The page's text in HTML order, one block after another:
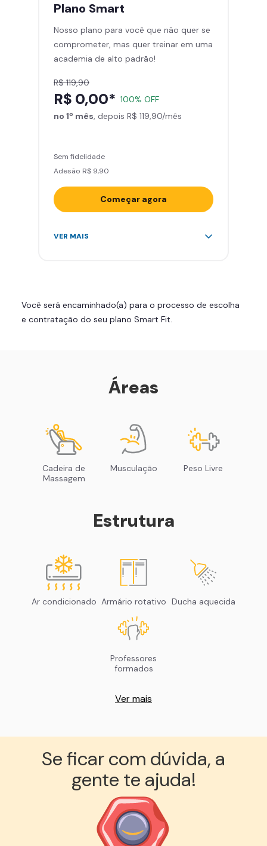
Cadeira de massagem
Área de musculação e aeróbicos
Smart Fit App
Plano Smart
Nosso plano para você que não quer se
comprometer, mas quer treinar em uma
academia de alto padrão!
R$ 119,90
R$ 0,00* 100% OFF
no 1º mês, depois R$ 119,90/mês
Sem fidelidade
Adesão R$ 9,90
Começar agora
Acesso ilimitado a +2.000
Área de musculação e aeróbicos
Smart Fit App
VER MAIS
Você será encaminhado(a) para o processo de escolha
e contratação do seu plano Smart Fit.
Áreas
Cadeira de
Massagem
Musculação Peso Livre
Estrutura
Ar condicionado Armário rotativo Ducha aquecida
Professores
formados
Ver mais
Se ficar com dúvida, a
gente te ajuda!︎